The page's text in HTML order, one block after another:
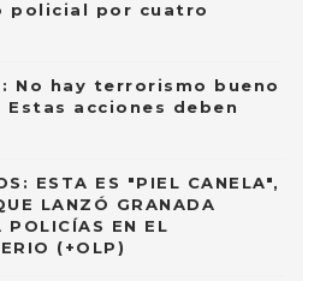
policial por cuatro
No hay terrorismo bueno
Estas acciones deben
ESTA ES "PIEL CANELA",
LANZÓ GRANADA
POLICÍAS EN EL
(+OLP)